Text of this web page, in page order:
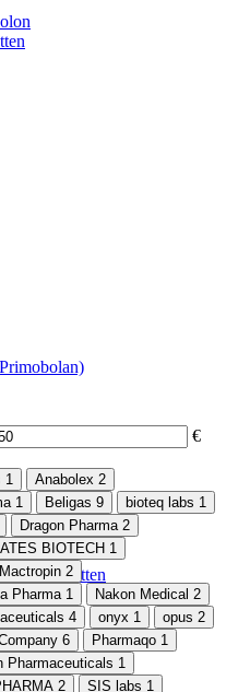
tabletten
€
1 Anabolex 2
1 Beligas 9 bioteq labs 1
Dragon Pharma 2
BIOTECH 1
Mactropin 2
Pharma 1 Nakon Medical 2
4 onyx 1 opus 2
6 Pharmaqo 1
Pharmaceuticals 1
2 SIS labs 1